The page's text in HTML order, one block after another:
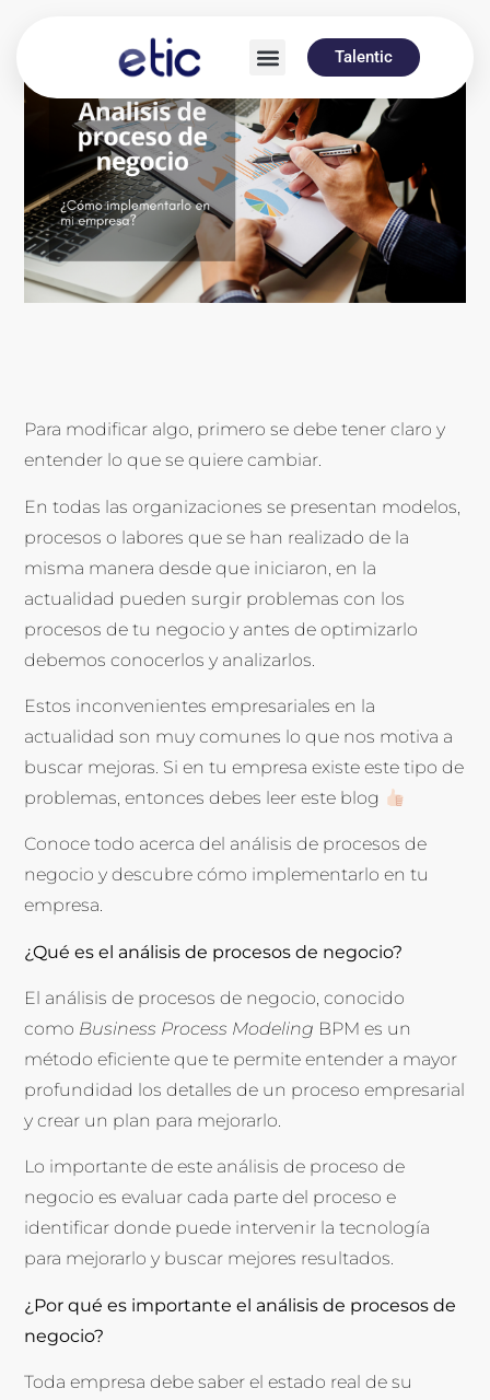
Talentic
Para modificar algo, primero se debe tener claro y
entender lo que se quiere cambiar.
En todas las organizaciones se presentan modelos,
procesos o labores que se han realizado de la
misma manera desde que iniciaron, en la
actualidad pueden surgir problemas con los
procesos de tu negocio y antes de optimizarlo
debemos conocerlos y analizarlos.
Estos inconvenientes empresariales en la
actualidad son muy comunes lo que nos motiva a
buscar mejoras. Si en tu empresa existe este tipo de
problemas, entonces debes leer este blog
Conoce todo acerca del análisis de procesos de
negocio y descubre cómo implementarlo en tu
empresa.
¿Qué es el análisis de procesos de negocio?
El análisis de procesos de negocio, conocido
como Business Process Modeling BPM es un
método eficiente que te permite entender a mayor
profundidad los detalles de un proceso empresarial
y crear un plan para mejorarlo.
Lo importante de este análisis de proceso de
negocio es evaluar cada parte del proceso e
identificar donde puede intervenir la tecnología
para mejorarlo y buscar mejores resultados.
¿Por qué es importante el análisis de procesos de
negocio?
Toda empresa debe saber el estado real de su